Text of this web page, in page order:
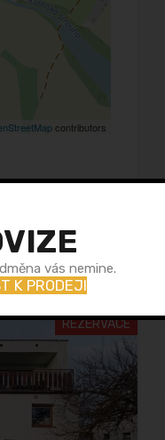
contributors
Stav Nemovitosti
REZERVACE
vás nemine.
K PRODEJI